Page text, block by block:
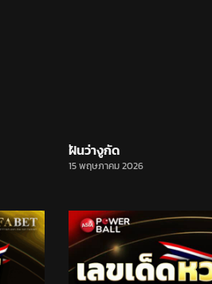
ฝันว่างูกัด
15 พฤษภาคม 2026